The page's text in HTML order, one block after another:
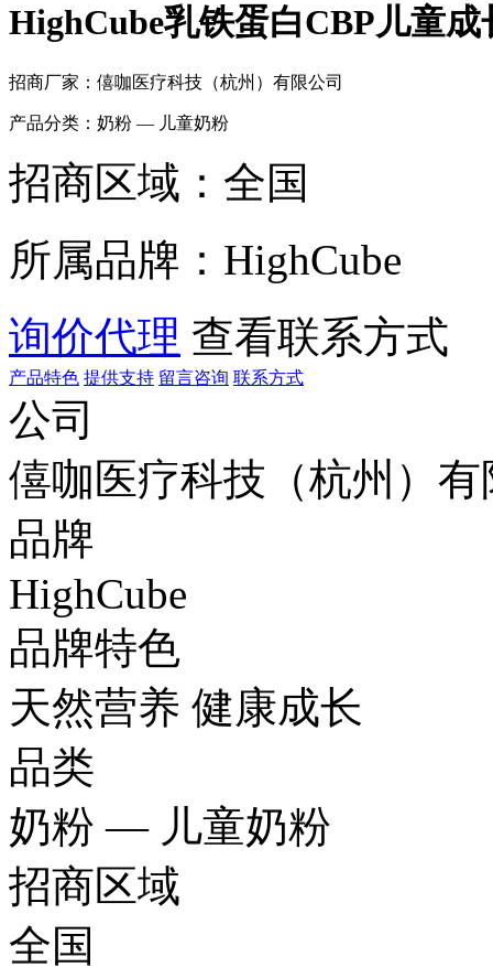
HighCube乳铁蛋白CBP儿童
招商厂家： 僖咖医疗科技（杭州）有限公司
产品分类： 奶粉 — 儿童奶粉
招商区域： 全国
所属品牌： HighCube
询价代理 查看联系方式
产品特色 提供支持 留言咨询 联系方式
公司
僖咖医疗科技（杭州）有
品牌
HighCube
品牌特色
天然营养 健康成长
品类
奶粉 — 儿童奶粉
招商区域
全国